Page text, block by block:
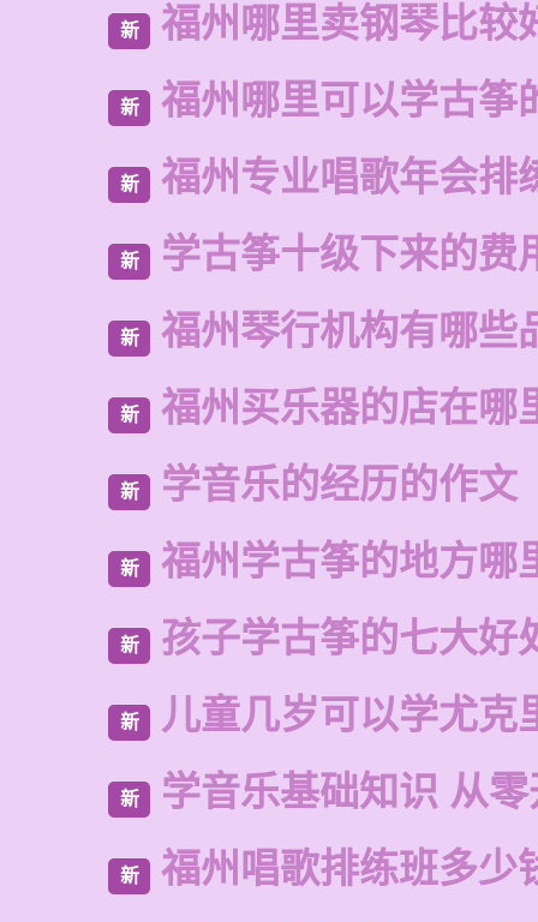
新 福州哪里卖钢琴比较
新 福州哪里可以学古筝
新 福州专业唱歌年会排
新 学古筝十级下来的费
新 福州琴行机构有哪些
新 福州买乐器的店在哪
新 学音乐的经历的作文
新 福州学古筝的地方哪
新 孩子学古筝的七大好
新 儿童几岁可以学尤克
新 学音乐基础知识 从
新 福州唱歌排练班多少